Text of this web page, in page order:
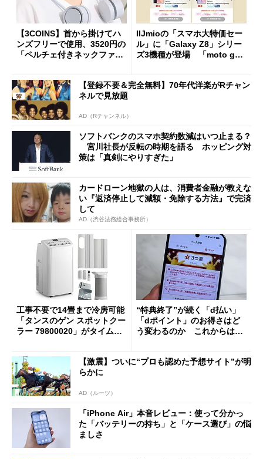
【3COINS】首から掛けてハ
ンズフリーで使用、3520円の
「ペルチェ付きネックファ
IIJmioの「スマホ大特価セー
ル」に「Galaxy Z8」シリー
ズ3機種が登場 「moto g37
【登録不要＆完全無料】70年代洋楽がRチャン
ネルで見放題
AD（Rチャンネル）
ソフトバンクのスマホ契約数減はいつ止まる？
宮川社長が反転の時期を語る ホッピング対
策は「真剣にやりすぎた」
カードローン地獄の人は、消費者金融が教えな
い『返済停止して減額・免除する方法』で完済
して
AD（渋谷法務総合事務所）
工事不要で14畳まで冷房可能
「タンスのゲン スポットクー
ラー 79800020」がタイムセ
“特典終了”が続く「d払い」
「dポイント」のお得さはど
う変わるのか これからは
【激震】ついに“プロも認めた予想サイト”が明
らかに
AD（ルーツ）
「iPhone Air」本音レビュー：使って分かっ
た「バッテリーの持ち」と「ケース選び」の悩
ましさ